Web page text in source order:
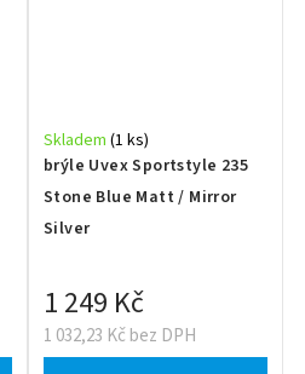
brýle Uvex Sportstyle 235
Stone Blue Matt / Mirror
Silver
Skladem (1 ks)
1 032,23 Kč bez DPH
1 249 Kč